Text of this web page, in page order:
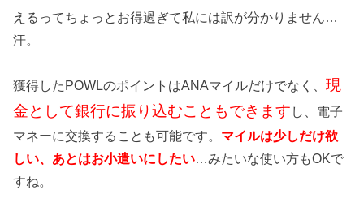
えるってちょっとお得過ぎて私には訳が分かりません…
汗。
獲得したPOWLのポイントはANAマイルだけでなく、現
金として銀行に振り込むこともできます し、電子
マネーに交換することも可能です。 マイルは少しだけ欲
しい、あとはお小遣いにしたい…みたいな使い方もOKで
すね。